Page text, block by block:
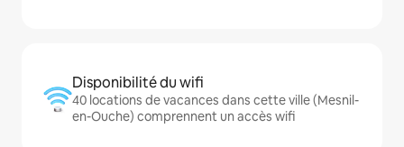
Disponibilité du wifi
40 locations de vacances dans cette ville (Mesnil-
en-Ouche) comprennent un accès wifi